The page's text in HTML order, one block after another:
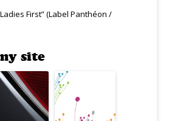
First” (Label Panthéon /
site